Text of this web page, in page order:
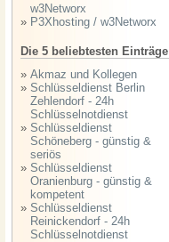
w3Networx
» P3Xhosting / w3Networx
Die 5 beliebtesten Einträge
» Akmaz und Kollegen
» Schlüsseldienst Berlin
Zehlendorf - 24h
Schlüsselnotdienst
» Schlüsseldienst
Schöneberg - günstig &
seriös
» Schlüsseldienst
Oranienburg - günstig &
kompetent
» Schlüsseldienst
Reinickendorf - 24h
Schlüsselnotdienst